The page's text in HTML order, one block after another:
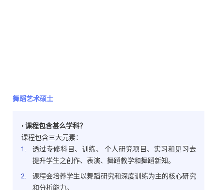
舞蹈艺术硕士
• 课程包含甚么学科？
课程包含三大元素：
透过专修科目、训练、 个人研究项目、实习和见习去
提升学生之创作、表演、舞蹈教学和舞蹈新知。
课程会培养学生以舞蹈研究和深度训练为主的核心研究
和分析能力。